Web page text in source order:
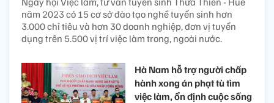
năm 2023 có 15 cơ sở đào tạo nghề tuyển sinh hơn
3.000 chỉ tiêu và hơn 30 doanh nghiệp, đơn vị tuyển
dụng trên 5.500 vị trí việc làm trong, ngoài nước.
Hà Nam hỗ trợ người chấp
hành xong án phạt tù tìm
việc làm, ổn định cuộc sống